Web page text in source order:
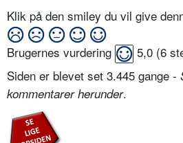
Klik på den smiley du vil give
Brugernes vurdering 5,0 (6
Siden er blevet set 3.445 gange -
kommentarer herunder.